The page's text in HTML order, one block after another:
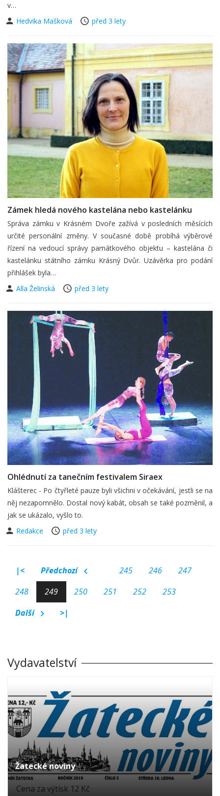
v…
Hedvika Mašková
před 3 lety
Zámek hledá nového kastelána nebo kastelánku
Správa zámku v Krásném Dvoře zažívá v posledních měsících
určité personální změny. V současné době probíhá výběrové
řízení na vedoucí správy památkového objektu – kastelána či
kastelánku státního zámku Krásný Dvůr. Uzávěrka pro podání
přihlášek byla…
Alla Želinská
před 3 lety
Ohlédnutí za tanečním festivalem Siraex
Klášterec - Po čtyřleté pauze byli všichni v očekávání, jestli se na
něj nezapomnělo. Dostal nový kabát, obsah se také pozměnil, a
jak se ukázalo, vyšlo to.
Redakce
před 3 lety
|< Předchozí 245 246
247
248
249 250 251 252
253
Další
>|
Vydavatelství
Žatecké noviny
Cena za výtisk 12 Kč